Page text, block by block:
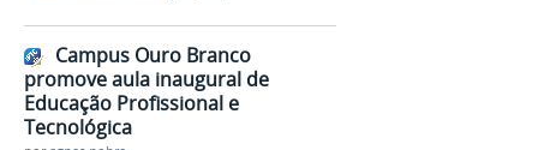
Campus Ouro Branco
promove aula inaugural de
Educação Profissional e
Tecnológica